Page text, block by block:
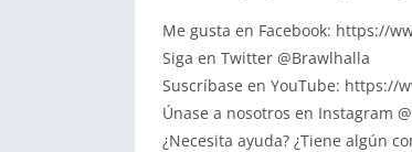
Me gusta en Facebook: https://
Siga en Twitter @Brawlhalla
Suscríbase en YouTube: https://
Únase a nosotros en Instagram
¿Necesita ayuda? ¿Tiene algún